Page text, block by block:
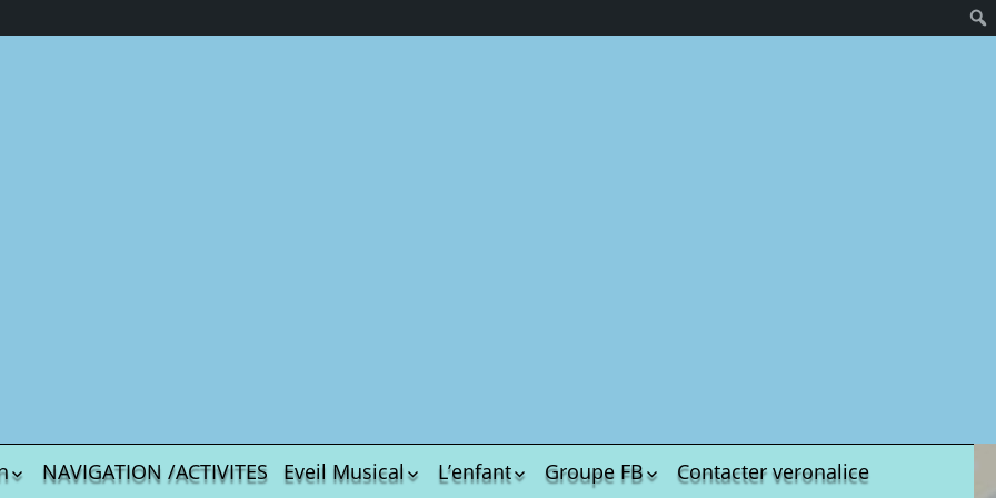
NAVIGATION /ACTIVITES
Eveil Musical
L’enfant
Groupe FB
Contacter veronalice